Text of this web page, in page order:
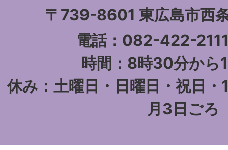
〒739-8601 東広
電話：082-422-
時間：8時30分から
休み：土曜日・日曜日・祝日
月3日ごろ